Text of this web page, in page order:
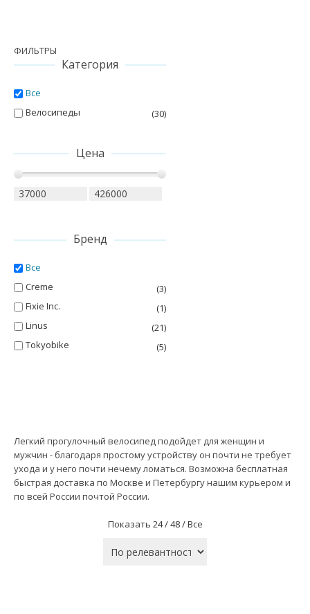
ФИЛЬТРЫ
Категория
Все
Велосипеды
(30)
Цена
Бренд
Все
Creme
(3)
Fixie Inc.
(1)
Linus
(21)
Tokyobike
(5)
Легкий прогулочный велосипед подойдет для женщин и
мужчин - благодаря простому устройству он почти не требует
ухода и у него почти нечему ломаться. Возможна бесплатная
быстрая доставка по Москве и Петербургу нашим курьером и
по всей России почтой России.
Показать 24 /48 /Все